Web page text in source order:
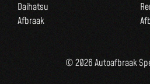
Daihatsu
Afbraak
© 2026 Autoafbraak